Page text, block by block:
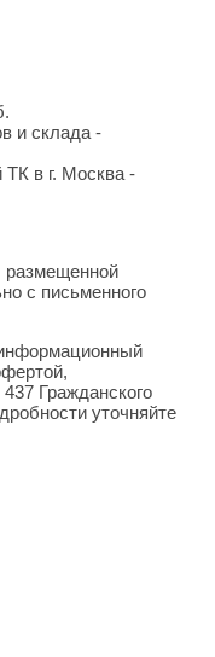
и склада -
в г. Москва -
размещенной
с письменного
Гражданского
уточняйте